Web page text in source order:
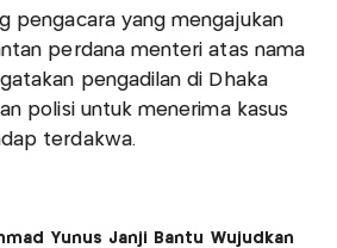
pengacara yang mengajukan
perdana menteri atas nama
pengadilan di Dhaka
polisi untuk menerima kasus
terdakwa.
Yunus Janji Bantu Wujudkan